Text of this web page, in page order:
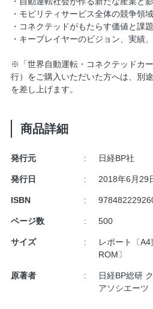
・モビリティサービス全体の競争領
・コネクテッドがもたらす価値と課題
・キープレイヤーのビジョン、実績
※「世界自動運転・コネクテッドカ
行）をご購入いただいた方へは、別
を差し上げます。
商品詳細
発行元 日経BP社
発行日 2018年6月29
ISBN
ページ数 500
サイズ
レポート〔
ROM〕
原著者
日経BP総研
アソシエーツ